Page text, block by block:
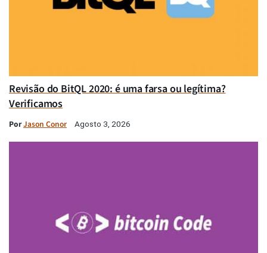
Revisão do BitQL 2020: é uma farsa ou legítima?
Verificamos
PorJason Conor Agosto 3, 2026